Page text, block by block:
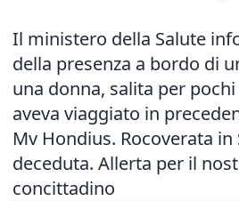
Il ministero della Salute
della presenza a bordo di
una donna, salita per
aveva viaggiato in
Mv Hondius. Rocoverata in
deceduta. Allerta per il
concittadino